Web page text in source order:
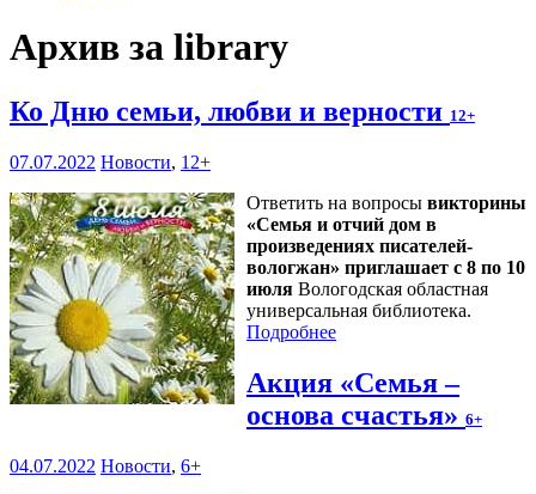
Архив за library
Ко Дню семьи, любви и верности 12+
07.07.2022 Новости, 12+
Ответить на вопросы викторины
«Семья и отчий дом в
произведениях писателей-
вологжан» приглашает с 8 по 10
июля Вологодская областная
универсальная библиотека.
Подробнее
Акция «Семья –
основа счастья» 6+
04.07.2022 Новости, 6+